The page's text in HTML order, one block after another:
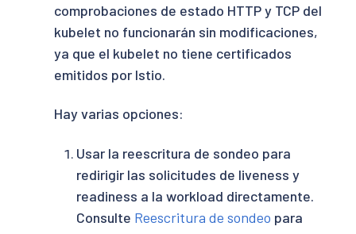
comprobaciones de estado HTTP y TCP del
kubelet no funcionarán sin modificaciones,
ya que el kubelet no tiene certificados
emitidos por Istio.
Hay varias opciones:
Usar la reescritura de sondeo para
redirigir las solicitudes de liveness y
readiness a la workload directamente.
Consulte Reescritura de sondeo para